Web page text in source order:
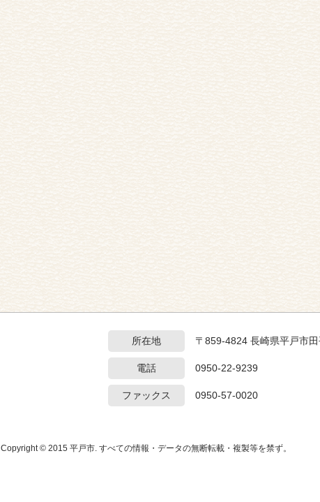
所在地 〒859-4824 長崎県平戸市
電話 0950-22-9239
ファックス 0950-57-0020
Copyright © 2015 平戸市. すべての情報・データの無断転載・複製等を禁ず。